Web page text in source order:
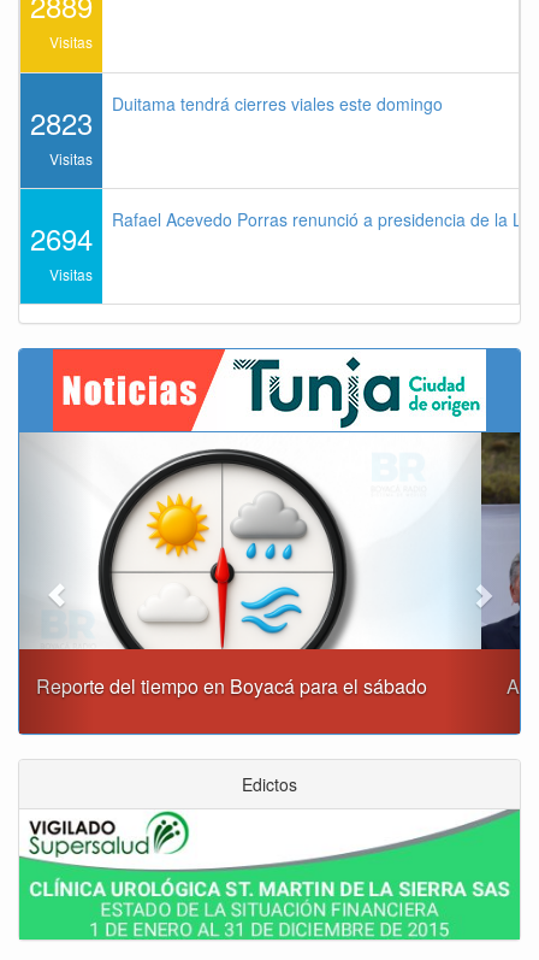
Visitas
2823
Visitas
Duitama tendrá cierres viales este domingo
2694
Visitas
Rafael Acevedo Porras renunció a presidencia de la
Alcaldía de Tunja y Gobernación de Boyacá firmaron
Next
Edictos